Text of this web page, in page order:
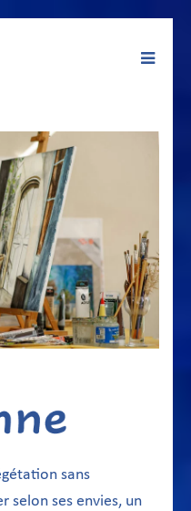
Toggle
sans
selon ses envies, un